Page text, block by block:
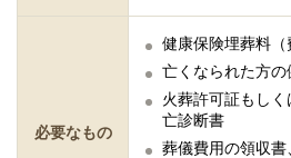
必要なもの
健康保険埋葬料
亡くなられた方の
火葬許可証もし
亡診断書
葬儀費用の領収書